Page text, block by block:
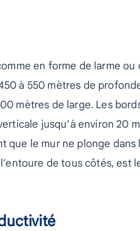
en forme de larme
à 550 mètres de
mètres de large. Les
jusqu’à environ 20
que le mur ne plonge dans
de tous côtés, est